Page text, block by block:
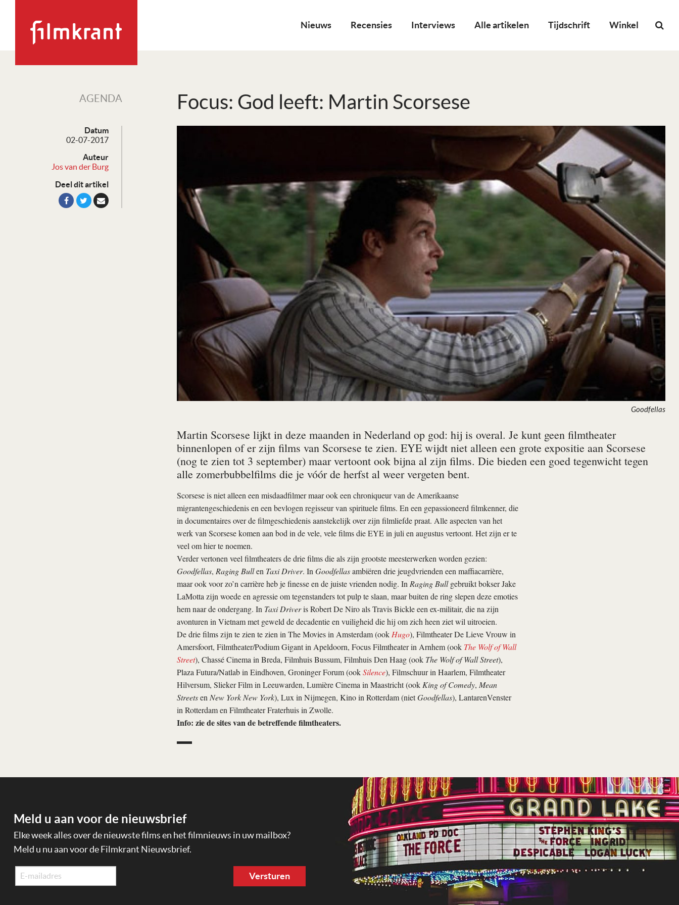
Nieuws Recensies Interviews Alle artikelen Tijdschrift Winkel
AGENDA Focus: God leeft: Martin Scorsese
Datum
02-07-2017
Auteur
Jos van der Burg
Deel dit artikel
Goodfellas
Martin Scorsese lijkt in deze maanden in Nederland op god: hij is overal. Je kunt geen filmtheater
binnenlopen of er zijn films van Scorsese te zien. EYE wijdt niet alleen een grote expositie aan Scorsese
(nog te zien tot 3 september) maar vertoont ook bijna al zijn films. Die bieden een goed tegenwicht tegen
alle zomerbubbelfilms die je vóór de herfst al weer vergeten bent.
Scorsese is niet alleen een misdaadfilmer maar ook een chroniqueur van de Amerikaanse
migrantengeschiedenis en een bevlogen regisseur van spirituele films. En een gepassioneerd filmkenner, die
in documentaires over de filmgeschiedenis aanstekelijk over zijn filmliefde praat. Alle aspecten van het
werk van Scorsese komen aan bod in de vele, vele films die EYE in juli en augustus vertoont. Het zijn er te
veel om hier te noemen.
Verder vertonen veel filmtheaters de drie films die als zijn grootste meesterwerken worden gezien:
Goodfellas, Raging Bullen Taxi Driver. In Goodfellasambiëren drie jeugdvrienden een maffiacarrière,
maar ook voor zo’n carrière heb je finesse en de juiste vrienden nodig. In Raging Bullgebruikt bokser Jake
LaMotta zijn woede en agressie om tegenstanders tot pulp te slaan, maar buiten de ring slepen deze emoties
hem naar de ondergang. In Taxi Driveris Robert De Niro als Travis Bickle een ex-militair, die na zijn
avonturen in Vietnam met geweld de decadentie en vuiligheid die hij om zich heen ziet wil uitroeien.
De drie films zijn te zien te zien in The Movies in Amsterdam (ook Hugo), Filmtheater De Lieve Vrouw in
Amersfoort, Filmtheater/Podium Gigant in Apeldoorn, Focus Filmtheater in Arnhem (ook The Wolf of Wall
Street), Chassé Cinema in Breda, Filmhuis Bussum, Filmhuis Den Haag (ook The Wolf of Wall Street),
Plaza Futura/Natlab in Eindhoven, Groninger Forum (ookSilence), Filmschuur in Haarlem, Filmtheater
Hilversum, Slieker Film in Leeuwarden, Lumière Cinema in Maastricht (ook King of Comedy, Mean
Streetsen New York New York), Lux in Nijmegen, Kino in Rotterdam (nietGoodfellas), LantarenVenster
in Rotterdam en Filmtheater Fraterhuis in Zwolle.
Info: zie de sites van de betreffende filmtheaters.
Meld u aan voor de nieuwsbrief
Elke week alles over de nieuwste films en het filmnieuws in uw mailbox?
Meld u nu aan voor de Filmkrant Nieuwsbrief.